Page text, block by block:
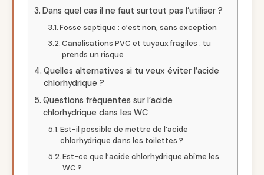
Dans quel cas il ne faut surtout pas l’utiliser ?
Fosse septique : c’est non, sans exception
Canalisations PVC et tuyaux fragiles : tu
prends un risque
Quelles alternatives si tu veux éviter l’acide
chlorhydrique ?
Questions fréquentes sur l’acide
chlorhydrique dans les WC
Est-il possible de mettre de l’acide
chlorhydrique dans les toilettes ?
Est-ce que l’acide chlorhydrique abîme les
WC ?